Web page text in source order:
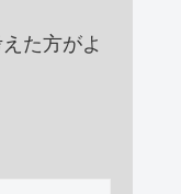
た方がよ